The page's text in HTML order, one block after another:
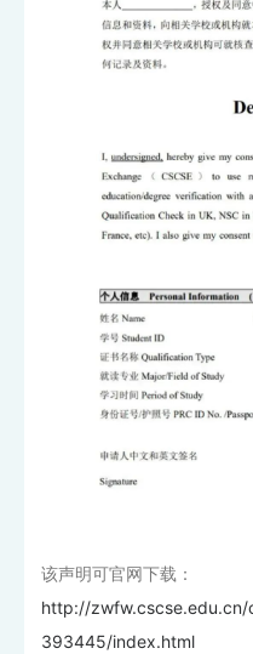
该声明可官网下载：
http://
393445/index.html